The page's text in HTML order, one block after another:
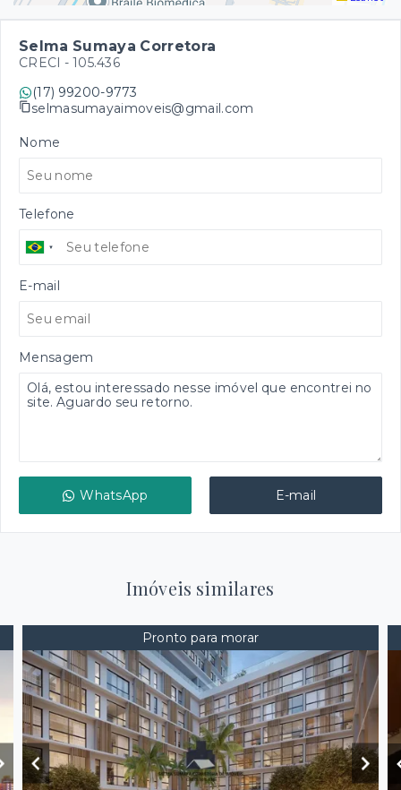
Selma Sumaya Corretora
CRECI - 105.436
(17) 99200-9773
selmasumayaimoveis@gmail.com
Nome
Telefone
E-mail
Mensagem
WhatsApp E-mail
Imóveis similares
Pronto para morar